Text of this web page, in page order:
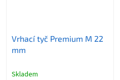
Vrhací tyč Premium M 22
mm
Skladem